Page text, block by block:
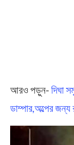
আরও পড়ুন- দিঘা
ডাম্পার,অল্পের জন্য